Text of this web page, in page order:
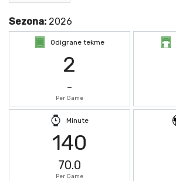
Sezona: 2026
Odigrane tekme
2
-
Per Game
Minute
140
70.0
Per Game